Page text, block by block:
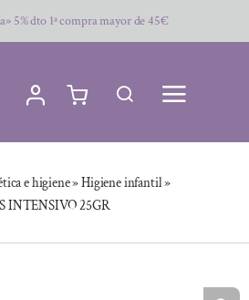
5% dto 1ª compra mayor de 45€
e higiene»Higiene infantil»
INTENSIVO 25GR